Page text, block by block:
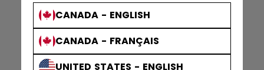
CANADA - ENGLISH
CANADA - FRANÇAIS
UNITED STATES - ENGLISH